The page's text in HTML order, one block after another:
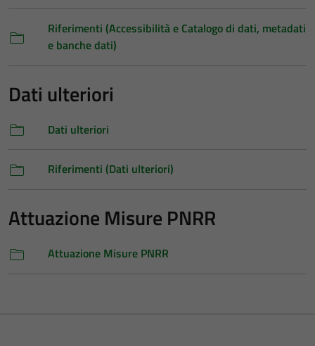
Riferimenti (Accessibilità e Catalogo di dati, metadati
e banche dati)
Dati ulteriori
Dati ulteriori
Riferimenti (Dati ulteriori)
Attuazione Misure PNRR
Attuazione Misure PNRR